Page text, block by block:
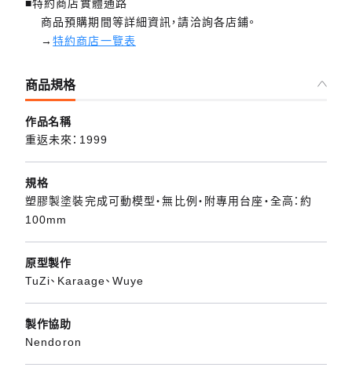
■特約商店實體通路
商品預購期間等詳細資訊，請洽詢各店鋪。
→特約商店一覽表
商品規格
作品名稱
重返未來：1999
規格
塑膠製塗裝完成可動模型・無比例・附專用台座・全高：約
100mm
原型製作
TuZi、Karaage、Wuye
製作協助
Nendoron